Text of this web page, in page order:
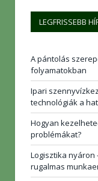
LEGFRISSEBB
A pántolás
folyamatokban
Ipari
technológiák a
Hogyan
problémákat?
Logisztika nyáron
rugalmas